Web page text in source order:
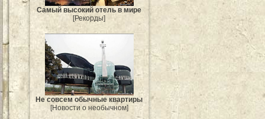
Самый высокий отель в мире
[Рекорды]
Не совсем обычные квартиры
[Новости о необычном]